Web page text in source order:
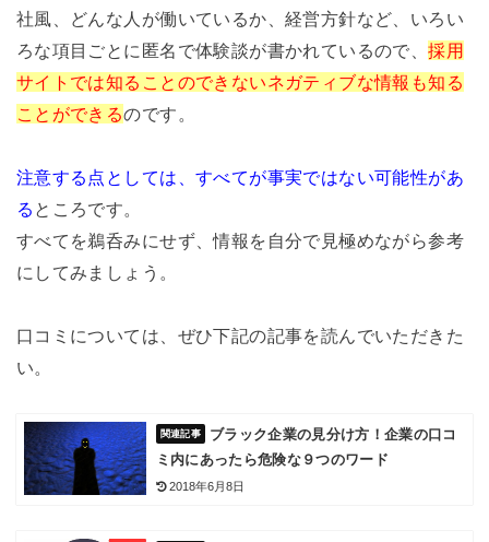
社風、どんな人が働いているか、経営方針など、いろい
ろな項目ごとに匿名で体験談が書かれているので、採用
サイトでは知ることのできないネガティブな情報も知る
ことができるのです。
注意する点としては、すべてが事実ではない可能性があ
る ところです。
すべてを鵜呑みにせず、情報を自分で見極めながら参考
にしてみましょう。
口コミについては、ぜひ下記の記事を読んでいただきた
い。
ブラック企業の見分け方！企業の口コ
ミ内にあったら危険な９つのワード
2018年6月8日